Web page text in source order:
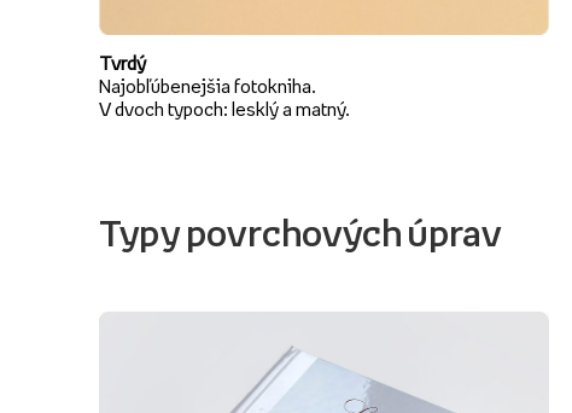
Tvrdý
Najobľúbenejšia fotokniha.
V dvoch typoch: lesklý a matný.
Typy povrchových úprav